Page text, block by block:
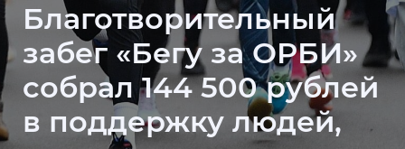
Благотворительный
забег «Бегу за ОРБИ»
собрал 144 500 рублей
в поддержку людей,